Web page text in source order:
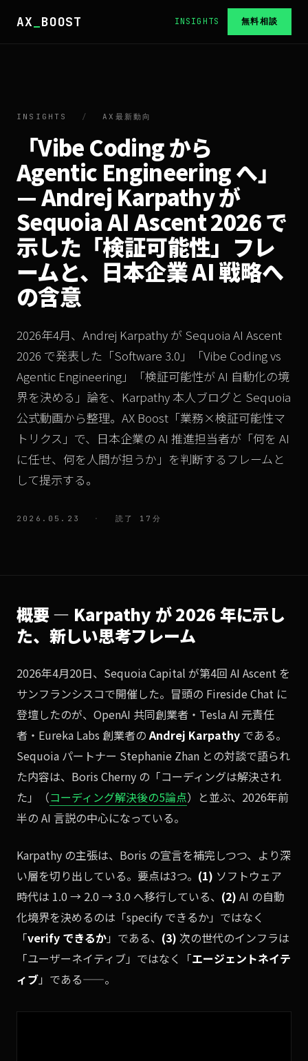
AX BOOST INSIGHTS 無料相談
INSIGHTS / AX最新動向
「Vibe Coding から
Agentic Engineering へ」
— Andrej Karpathy が
Sequoia AI Ascent 2026 で
示した「検証可能性」フレ
ームと、日本企業 AI 戦略へ
の含意
2026年4月、Andrej Karpathy が Sequoia AI Ascent
2026 で発表した「Software 3.0」「Vibe Coding vs
Agentic Engineering」「検証可能性が AI 自動化の境
界を決める」論を、Karpathy 本人ブログと Sequoia
公式動画から整理。AX Boost「業務×検証可能性マ
トリクス」で、日本企業の AI 推進担当者が「何を AI
に任せ、何を人間が担うか」を判断するフレームと
して提示する。
2026.05.23 · 読了 17分
概要 — Karpathy が 2026 年に示し
た、新しい思考フレーム
2026年4月20日、Sequoia Capital が第4回 AI Ascent を
サンフランシスコで開催した。冒頭の Fireside Chat に
登壇したのが、OpenAI 共同創業者・Tesla AI 元責任
者・Eureka Labs 創業者のAndrej Karpathy である。
Sequoia パートナー Stephanie Zhan との対談で語られ
た内容は、Boris Cherny の「コーディングは解決され
た」（コーディング解決後の5論点）と並ぶ、2026年前
半の AI 言説の中心になっている。
Karpathy の主張は、Boris の宣言を補完しつつ、より深
い層を切り出している。要点は3つ。 (1) ソフトウェア
時代は 1.0 → 2.0 → 3.0 へ移行している、 (2) AI の自動
化境界を決めるのは「specify できるか」ではなく
「verify できるか」である、 (3) 次の世代のインフラは
「ユーザーネイティブ」ではなく「エージェントネイテ
ィブ」である——。